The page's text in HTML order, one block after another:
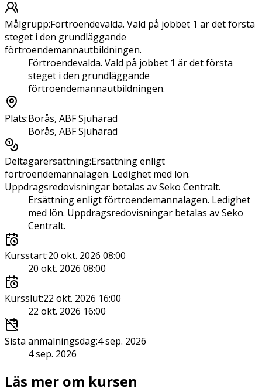
Målgrupp:Förtroendevalda. Vald på jobbet 1 är det första
steget i den grundläggande
förtroendemannautbildningen.
Förtroendevalda. Vald på jobbet 1 är det första
steget i den grundläggande
förtroendemannautbildningen.
Plats:Borås, ABF Sjuhärad
Borås, ABF Sjuhärad
Deltagarersättning:Ersättning enligt
förtroendemannalagen. Ledighet med lön.
Uppdragsredovisningar betalas av Seko Centralt.
Ersättning enligt förtroendemannalagen. Ledighet
med lön. Uppdragsredovisningar betalas av Seko
Centralt.
Kursstart:20 okt. 2026 08:00
20 okt. 2026 08:00
Kursslut:22 okt. 2026 16:00
22 okt. 2026 16:00
Sista anmälningsdag:4 sep. 2026
4 sep. 2026
Läs mer om kursen